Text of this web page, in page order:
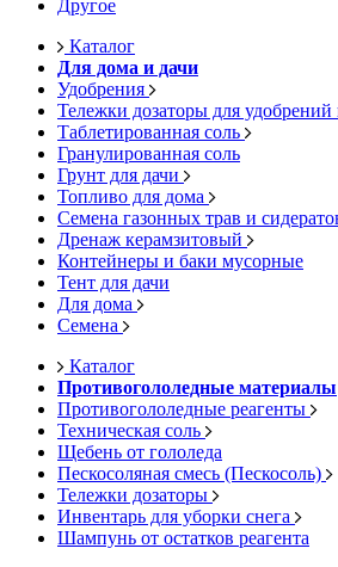
Другое
Каталог
Для дома и дачи
Удобрения
Тележки дозаторы для удобрений
Таблетированная соль
Гранулированная соль
Грунт для дачи
Топливо для дома
Семена газонных трав и
Дренаж керамзитовый
Контейнеры и баки мусорные
Тент для дачи
Для дома
Семена
Каталог
Противогололедные материалы
Противогололедные реагенты
Техническая соль
Щебень от гололеда
Пескосоляная смесь (Пескосоль)
Тележки дозаторы
Инвентарь для уборки снега
Шампунь от остатков реагента